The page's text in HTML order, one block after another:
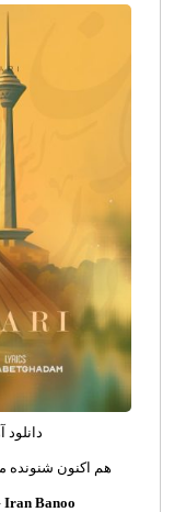
دانلود
هم اکنون شنونده
Iran Banoo